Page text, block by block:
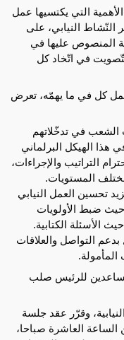
التي يكتسيها عمل
النيابي، على
المنصوص عليها في
في اتّخاد كل
كل في ما يهمّه، تعرض
الشعب في تدخّلاتهم
هذا الهيكل البرلماني
التراتيب والإجراءات،
المستويات.
تحسين العمل النيابي
ضبط الأولويات
الأسئلة الكتابية.
التواصل والعلاقات
للرئيس صلب
وقرّر عقد جلسة
جانفي 2026، بداية من الساعة العاشرة صباحا،